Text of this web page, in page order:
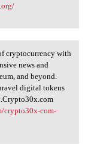
of
cryptocurrency with
news and
and beyond.
digital tokens
crypto30x-com-